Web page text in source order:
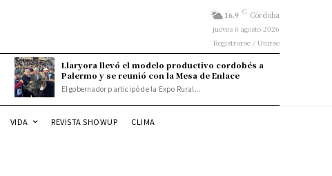
16.9 C Córdoba
jueves 6 agosto 2026
Registrarse / Unirse
Llaryora llevó el modelo productivo cordobés a
Palermo y se reunió con la Mesa de Enlace
El gobernador participó de la Expo Rural...
VIDA REVISTA SHOWUP CLIMA